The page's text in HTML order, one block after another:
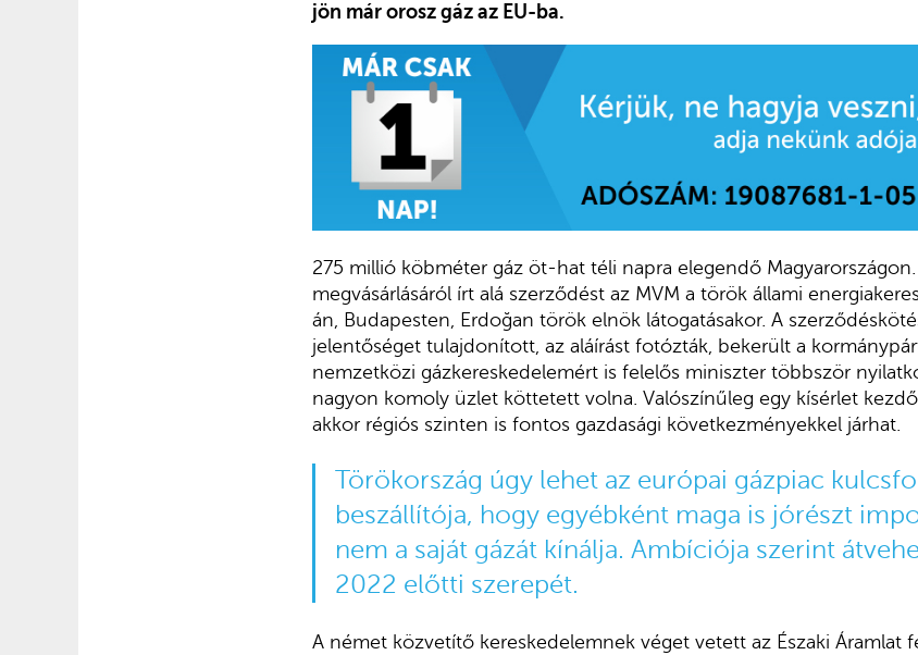
jön már orosz gáz az EU-ba.
275 millió köbméter gáz öt-hat téli napra elegendő
megvásárlásáról írt alá szerződést az MVM a török állami
án, Budapesten, Erdoğan török elnök látogatásakor. A
jelentőséget tulajdonított, az aláírást fotózták, bekerült a
nemzetközi gázkereskedelemért is felelős miniszter többször
nagyon komoly üzlet köttetett volna. Valószínűleg egy kísérlet
akkor régiós szinten is fontos gazdasági következményekkel járhat.
Törökország úgy lehet az európai gázpiac
beszállítója, hogy egyébként maga is jórészt
nem a saját gázát kínálja. Ambíciója szerint
2022 előtti szerepét.
A német közvetítő kereskedelemnek véget vetett az Északi Áramlat